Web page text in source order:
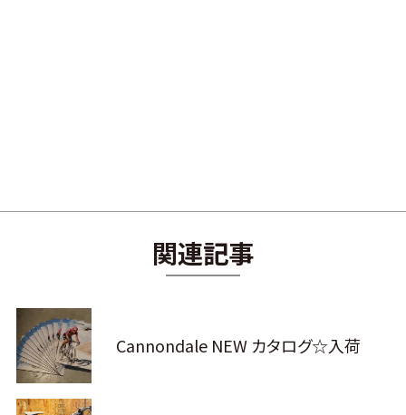
関連記事
Cannondale NEW カタログ☆入荷